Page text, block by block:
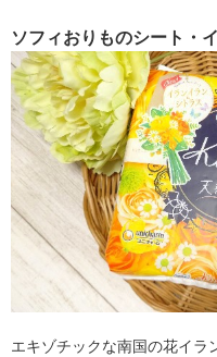
ソフィおりものシート・
エキゾチックな南国の花イラ